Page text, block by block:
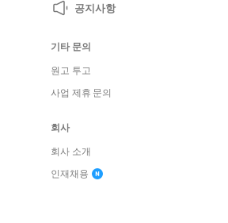
공지사항
기타 문의
원고 투고
사업 제휴 문의
회사
회사 소개
인재채용